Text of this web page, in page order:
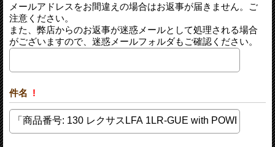
メールアドレスをお間違えの場合はお返事が届きません。ご
注意ください。
また、弊店からのお返事が迷惑メールとして処理される場合
がございますので、迷惑メールフォルダもご確認ください。
件名 !